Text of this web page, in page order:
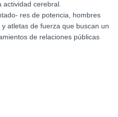
cerebral.
res de potencia, hombres
atletas de fuerza que buscan un
de relaciones públicas